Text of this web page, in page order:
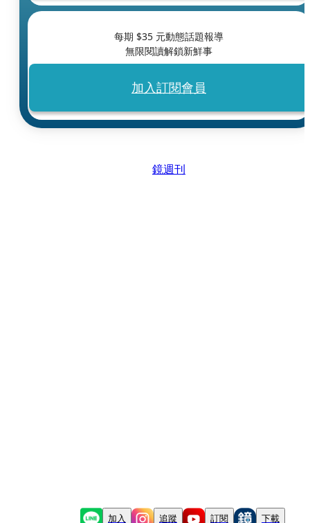
每期 $35 元動態話題報導
無限閱讀解鎖新鮮事
加入訂閱會員
鏡週刊
加入 追蹤 訂閱 下載